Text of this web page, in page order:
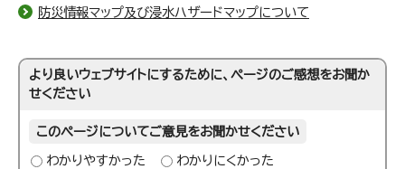
防災情報マップ及び浸水ハザードマップについて
より良いウェブサイトにするために、ページのご感想をお聞か
せください
このページについてご意見をお聞かせください
わかりやすかった わかりにくかった